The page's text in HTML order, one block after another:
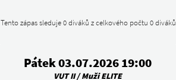
Tento zápas sleduje 0 diváků z celkového počtu 0 diváků
Pátek 03.07.2026 19:00
VUT II / Muži ELITE